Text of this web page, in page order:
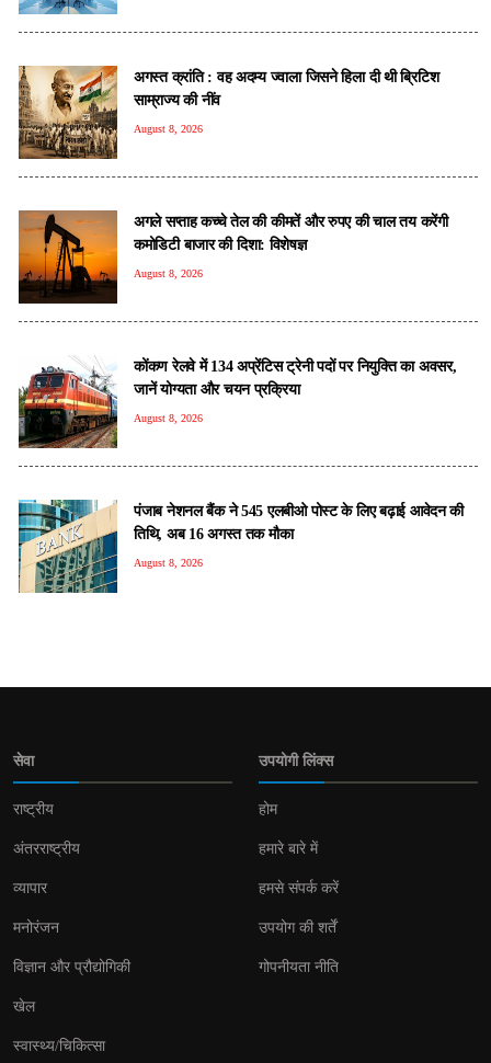
अगस्त क्रांति : वह अदम्य ज्वाला जिसने हिला दी थी ब्रिटिश
साम्राज्य की नींव
August 8, 2026
अगले सप्ताह कच्चे तेल की कीमतें और रुपए की चाल तय करेंगी
कमोडिटी बाजार की दिशा: विशेषज्ञ
August 8, 2026
कोंकण रेलवे में 134 अप्रेंटिस ट्रेनी पदों पर नियुक्ति का अवसर,
जानें योग्यता और चयन प्रक्रिया
August 8, 2026
पंजाब नेशनल बैंक ने 545 एलबीओ पोस्ट के लिए बढ़ाई आवेदन की
तिथि, अब 16 अगस्त तक मौका
August 8, 2026
सेवा
राष्ट्रीय
अंतरराष्ट्रीय
व्यापार
मनोरंजन
विज्ञान और प्रौद्योगिकी
खेल
स्वास्थ्य/चिकित्सा
उपयोगी लिंक्स
होम
हमारे बारे में
हमसे संपर्क करें
उपयोग की शर्तें
गोपनीयता नीति